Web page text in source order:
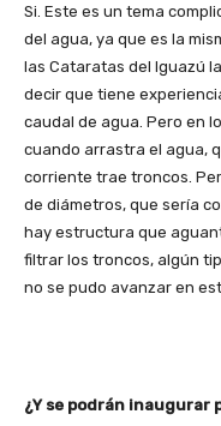
Si. Este es un tema
del agua, ya que es la
las Cataratas del Iguazú
decir que tiene
caudal de agua. Pero en
cuando arrastra el agua,
corriente trae troncos.
de diámetros, que sería
hay estructura que
filtrar los troncos, algún
no se pudo avanzar en
¿Y se podrán inaugurar